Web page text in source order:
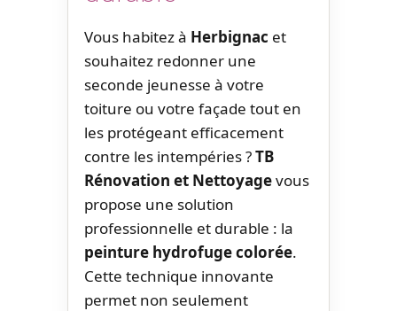
Vous habitez à Herbignac et
souhaitez redonner une
seconde jeunesse à votre
toiture ou votre façade tout en
les protégeant efficacement
contre les intempéries ?TB
Rénovation et Nettoyagevous
propose une solution
professionnelle et durable : la
peinture hydrofuge colorée.
Cette technique innovante
permet non seulement